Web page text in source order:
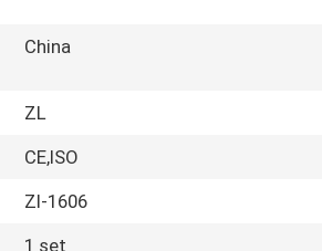
China
ZL
CE,ISO
Zl-1606
1 set